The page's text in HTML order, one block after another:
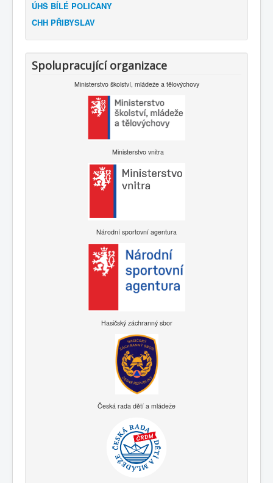
ÚHŠ BÍLÉ POLIČANY
CHH PŘIBYSLAV
Spolupracující organizace
Ministerstvo školství, mládeže a tělovýchovy
Ministerstvo vnitra
Národní sportovní agentura
Hasičský záchranný sbor
Česká rada dětí a mládeže